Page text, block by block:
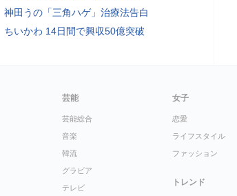
神田うの「三角ハゲ」治療法告白
ちいかわ 14日間で興収50億突破
芸能
芸能総合
音楽
韓流
グラビア
テレビ
女子
恋愛
ライフスタイル
ファッション
トレンド